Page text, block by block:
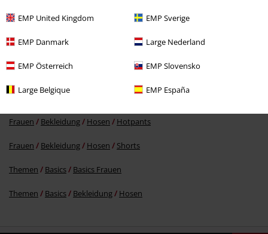
EMP United Kingdom EMP Sverige
EMP Danmark Large Nederland
EMP Österreich EMP Slovensko
Large Belgique EMP España
%
Sale % Bekleidung
Frauen Bekleidung Hosen Hotpants
Frauen Bekleidung Hosen Shorts
Themen Basics Basics Frauen
Themen Basics Bekleidung Hosen